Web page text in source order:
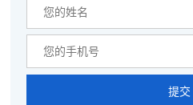
提交
蒋*
肖**